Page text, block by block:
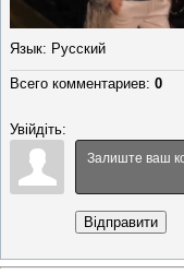
Язык: Русский
Всего комментариев: 0
Увійдіть:
Відправити